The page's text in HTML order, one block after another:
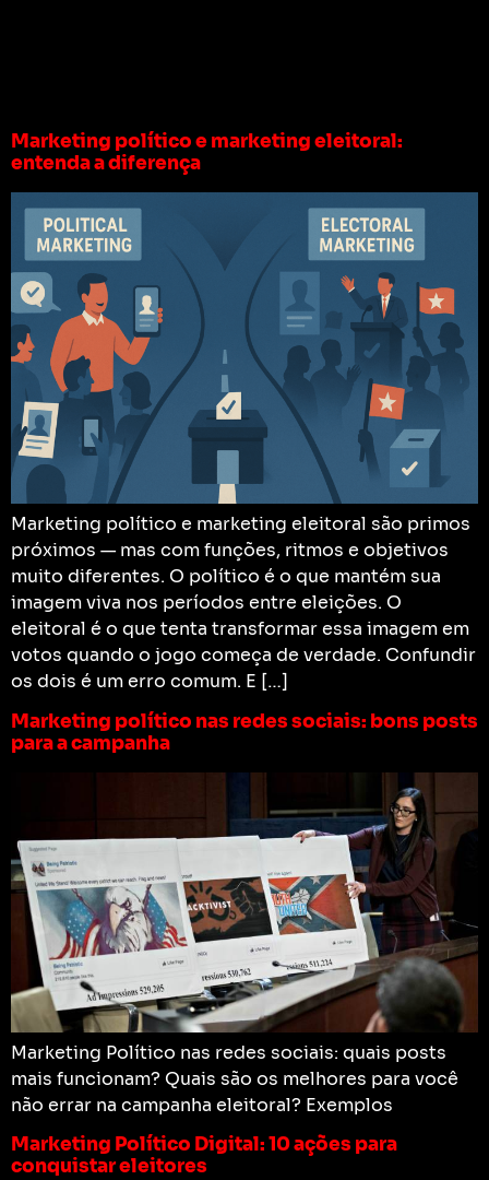
Marketing político e marketing eleitoral:
entenda a diferença
Marketing político e marketing eleitoral são primos
próximos — mas com funções, ritmos e objetivos
muito diferentes. O político é o que mantém sua
imagem viva nos períodos entre eleições. O
eleitoral é o que tenta transformar essa imagem em
votos quando o jogo começa de verdade. Confundir
os dois é um erro comum. E […]
Marketing político nas redes sociais: bons posts
para a campanha
Marketing Político nas redes sociais: quais posts
mais funcionam? Quais são os melhores para você
não errar na campanha eleitoral? Exemplos
Marketing Político Digital: 10 ações para
conquistar eleitores